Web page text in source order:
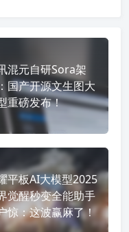
混元自研Sora架
国产开源文生图大
重磅发布！
平板AI大模型2025
觉醒秒变全能助手
惊：这波赢麻了！